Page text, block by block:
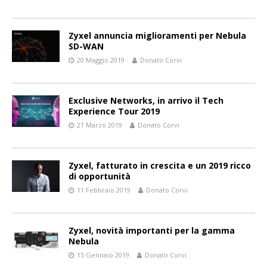
Zyxel annuncia miglioramenti per Nebula
SD-WAN
20 Maggio 2019 Donato Corvi
Exclusive Networks, in arrivo il Tech
Experience Tour 2019
21 Marzo 2019 Donato Corvi
Zyxel, fatturato in crescita e un 2019 ricco
di opportunità
11 Febbraio 2019 Donato Corvi
Zyxel, novità importanti per la gamma
Nebula
15 Gennaio 2019 Donato Corvi